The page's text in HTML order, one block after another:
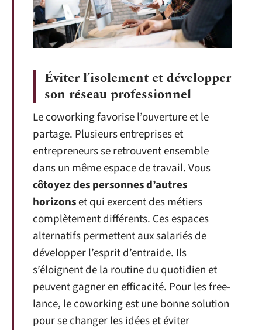
Éviter l’isolement et développer
son réseau professionnel
Le coworking favorise l’ouverture et le
partage. Plusieurs entreprises et
entrepreneurs se retrouvent ensemble
dans un même espace de travail. Vous
côtoyez des personnes d’autres
horizonset qui exercent des métiers
complètement différents. Ces espaces
alternatifs permettent aux salariés de
développer l’esprit d’entraide. Ils
s’éloignent de la routine du quotidien et
peuvent gagner en efficacité. Pour les free-
lance, le coworking est une bonne solution
pour se changer les idées et éviter